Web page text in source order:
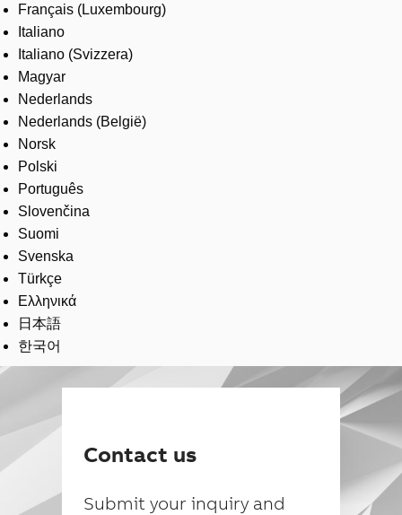
Français (Luxembourg)
Italiano
Italiano (Svizzera)
Magyar
Nederlands
Nederlands (België)
Norsk
Polski
Português
Slovenčina
Suomi
Svenska
Türkçe
Ελληνικά
日本語
한국어
Contact us
Submit your inquiry and